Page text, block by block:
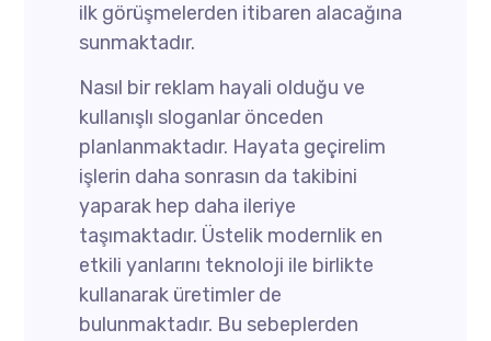
ilk görüşmelerden itibaren alacağına
sunmaktadır.
Nasıl bir reklam hayali olduğu ve
kullanışlı sloganlar önceden
planlanmaktadır. Hayata geçirelim
işlerin daha sonrasın da takibini
yaparak hep daha ileriye
taşımaktadır. Üstelik modernlik en
etkili yanlarını teknoloji ile birlikte
kullanarak üretimler de
bulunmaktadır. Bu sebeplerden